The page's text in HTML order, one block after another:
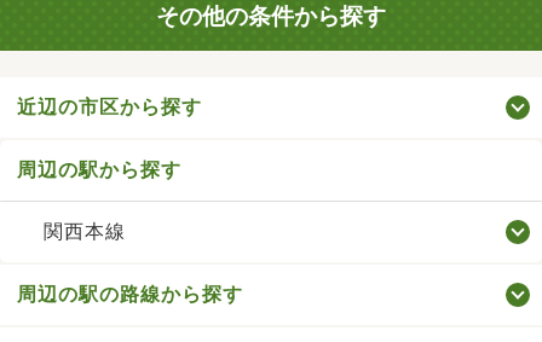
その他の条件から探す
近辺の市区から探す
周辺の駅から探す
関西本線
周辺の駅の路線から探す